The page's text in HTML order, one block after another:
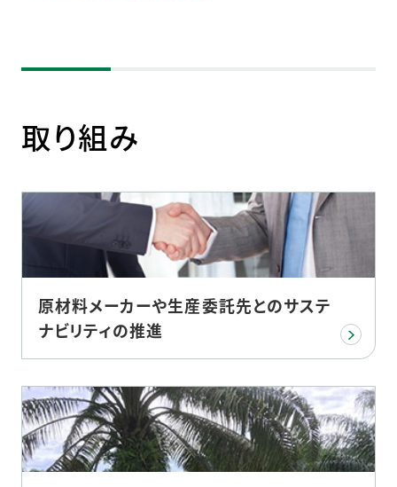
取り組み
原材料メーカーや生産委託先とのサステ
ナビリティの推進